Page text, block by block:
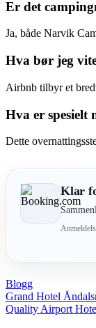
Er det
Ja, både Narvik
Hva bør jeg
Airbnb tilbyr et
Hva er spesielt
Dette
Klar
Blogg
Post
navigation
Grand Hotel
Quality Airport